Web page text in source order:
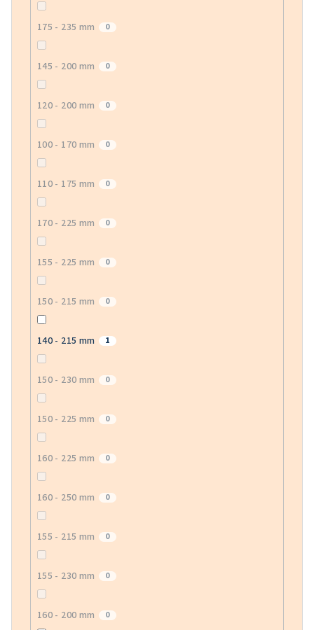
175 - 235 mm 0
145 - 200 mm 0
120 - 200 mm 0
100 - 170 mm 0
110 - 175 mm 0
170 - 225 mm 0
155 - 225 mm 0
150 - 215 mm 0
140 - 215 mm 1
150 - 230 mm 0
150 - 225 mm 0
160 - 225 mm 0
160 - 250 mm 0
155 - 215 mm 0
155 - 230 mm 0
160 - 200 mm 0